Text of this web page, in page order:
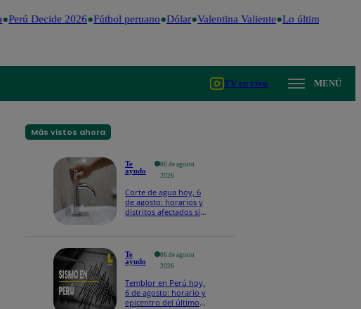
Perú Decide 2026 Fútbol peruano Dólar Valentina Valiente Lo último
TV en vivo MENÚ
Más vistos ahora
Te
ayudo
06 de agosto
2026
Corte de agua hoy, 6
de agosto: horarios y
distritos afectados sin
Te
ayudo
06 de agosto
2026
Temblor en Perú hoy,
6 de agosto: horario y
epicentro del último